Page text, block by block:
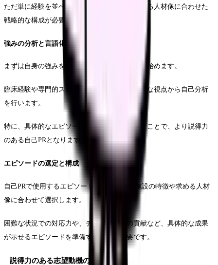
ただ単に経験を並べるのではなく、施設が求める人材像に合わせた
戦略的な構成が必要です。
強みの分析と言語化
まずは自身の強みを客観的に分析することから始めます。
臨床経験や専門的スキル、人間性など、多角的な視点から自己分析
を行います。
特に、具体的なエピソードを通じて強みを示すことで、より説得力
のある自己PRとなります。
エピソードの選定と構成
自己PRで使用するエピソードは、志望する施設の特徴や求める人材
像に合わせて選択します。
困難な状況での対応力や、チーム医療での貢献など、具体的な成果
が示せるエピソードを準備することが重要です。
説得力のある志望動機の作り方